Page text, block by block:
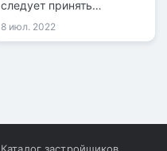
следует принять
исчерпывающие меры по
своевременному вводу
8 июл. 2022